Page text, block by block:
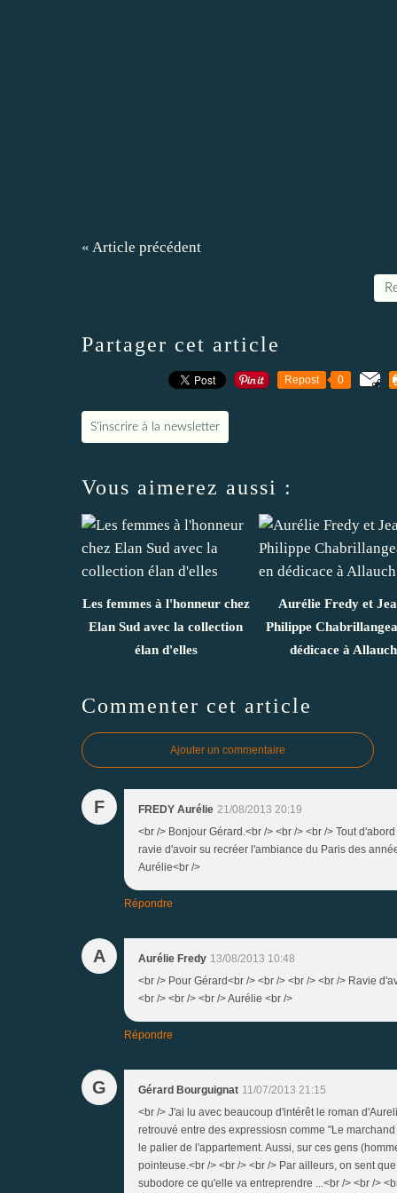
« Article précédent
Partager cet article
Repost 0
S'inscrire à la newsletter
Vous aimerez aussi :
Les femmes à l'honneur chez
Elan Sud avec la collection
élan d'elles
Aurélie Fredy et
Philippe
dédicace à Allauch
Commenter cet article
Ajouter un commentaire
F FREDY Aurélie 21/08/2013 20:19
<br /> Bonjour Gérard.<br /> <br /> <br /> Tout
ravie d'avoir su recréer l'ambiance du Paris des
Aurélie<br />
Répondre
A Aurélie Fredy 13/08/2013 10:48
<br /> Pour Gérard<br /> <br /> <br /> <br /> Ravie
<br /> <br /> <br /> Aurélie <br />
Répondre
G Gérard Bourguignat 11/07/2013 21:15
<br /> J'ai lu avec beaucoup d'intérêt le roman
retrouvé entre des expressiosn comme "Le
le palier de l'appartement. Aussi, sur ces gens
pointeuse.<br /> <br /> <br /> Par ailleurs, on sent
subodore ce qu'elle va entreprendre ...<br /> <br />